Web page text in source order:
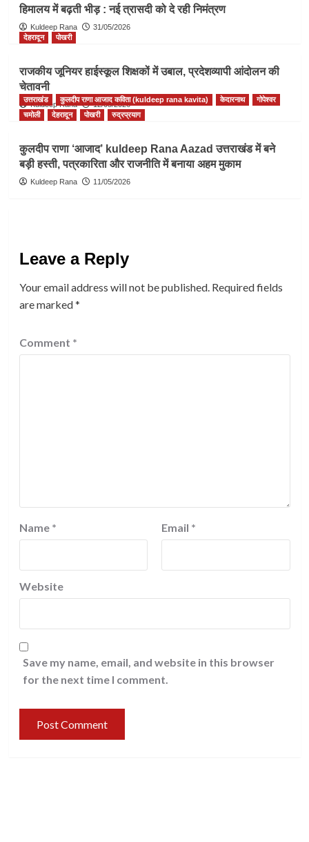
हिमालय में बढ़ती भीड़ : नई त्रासदी को दे रही निमंत्रण
Kuldeep Rana
31/05/2026
देहरादून
पोखरी
राजकीय जूनियर हाईस्कूल शिक्षकों में उबाल, प्रदेशव्यापी आंदोलन की
चेतावनी
Kuldeep Rana 12/05/2026
उत्तराखंड कुलदीप राणा आजाद कविता (kuldeep rana kavita) केदारनाथ
गोपेश्वर
चमोली
देहरादून पोखरी रुद्रप्रयाग
कुलदीप राणा ‘आजाद’ kuldeep Rana Aazad उत्तराखंड में बने
बड़ी हस्ती, पत्रकारिता और राजनीति में बनाया अहम मुकाम
Kuldeep Rana 11/05/2026
Leave a Reply
Your email address will not be published. Required fields
are marked*
Comment *
Name * Email *
Website
Save my name, email, and website in this browser
for the next time I comment.